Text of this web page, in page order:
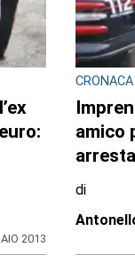
2013
amico
di